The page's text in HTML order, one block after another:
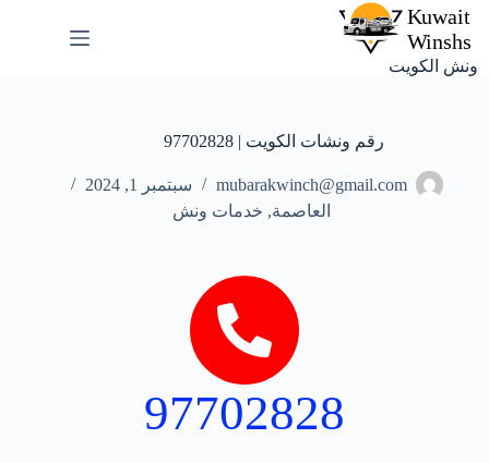
ونش الكويت
رقم ونشات الكويت | 97702828
mubarakwinch@gmail.com
سبتمبر 1, 2024
العاصمة, خدمات ونش
97702828